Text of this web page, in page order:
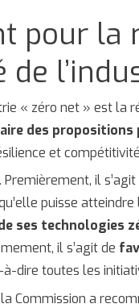
pour la
« zéro net » est la
des propositions
et
il
puisse
ses technologies
il s’agit de
dire toutes les
Commission a